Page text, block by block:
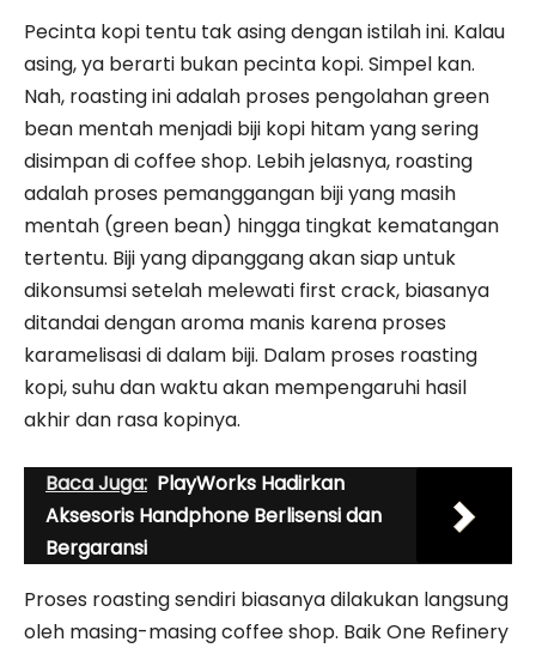
Pecinta kopi tentu tak asing dengan istilah ini. Kalau
asing, ya berarti bukan pecinta kopi. Simpel kan.
Nah, roasting ini adalah proses pengolahan green
bean mentah menjadi biji kopi hitam yang sering
disimpan di coffee shop. Lebih jelasnya, roasting
adalah proses pemanggangan biji yang masih
mentah (green bean) hingga tingkat kematangan
tertentu. Biji yang dipanggang akan siap untuk
dikonsumsi setelah melewati first crack, biasanya
ditandai dengan aroma manis karena proses
karamelisasi di dalam biji. Dalam proses roasting
kopi, suhu dan waktu akan mempengaruhi hasil
akhir dan rasa kopinya.
Baca Juga: PlayWorks Hadirkan
Aksesoris Handphone Berlisensi dan
Bergaransi
Proses roasting sendiri biasanya dilakukan langsung
oleh masing-masing coffee shop. Baik One Refinery